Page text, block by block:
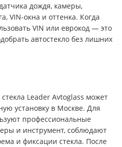
дождя, камеры,
VIN-окна и оттенка. Когда
VIN или еврокод — это
автостекло без лишних
Leader Avtoglass может
установку в Москве. Для
профессиональные
и инструмент, соблюдают
и фиксации стекла. После